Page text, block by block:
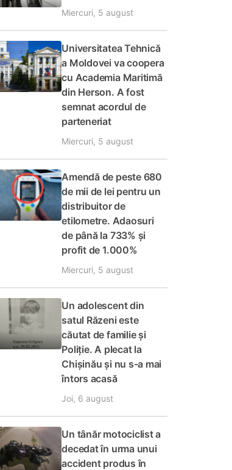
Miercuri, 5 august
Universitatea Tehnică
a Moldovei va coopera
cu Academia Maritimă
din Herson. A fost
semnat acordul de
parteneriat
Miercuri, 5 august
Amendă de peste 680
de mii de lei pentru un
distribuitor de
etilometre. Adaosuri
de până la 733% și
profit de 1.000%
Miercuri, 5 august
Un adolescent din
satul Răzeni este
căutat de familie și
Poliție. A plecat la
Chișinău și nu s-a mai
întors acasă
Joi, 6 august
Un tânăr motociclist a
decedat în urma unui
accident produs în